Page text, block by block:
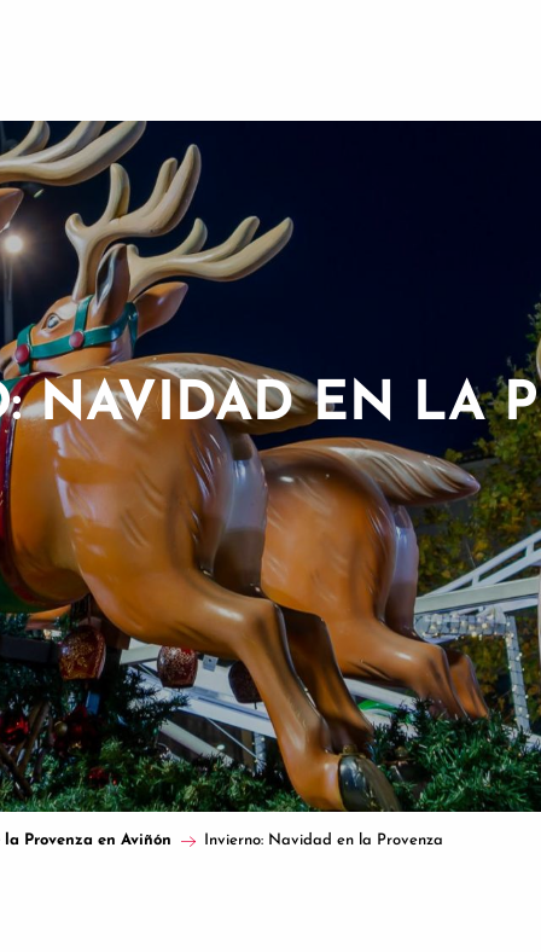
NAVIDAD EN LA
la Provenza en Aviñón Invierno: Navidad en la Provenza